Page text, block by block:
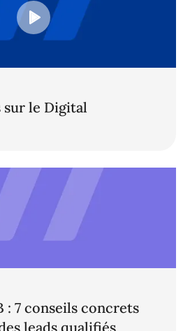
sur le Digital
: 7 conseils concrets
leads qualifiés